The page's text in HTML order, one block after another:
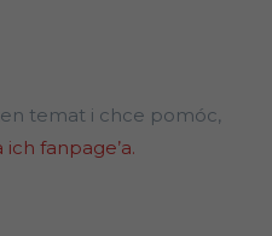
temat i chce pomóc,
fanpage’a.